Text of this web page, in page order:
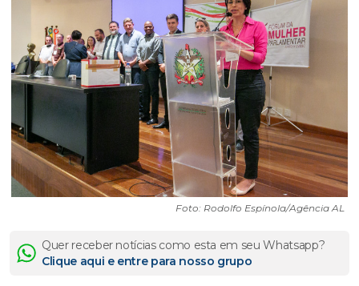
Foto: Rodolfo Espínola/Agência AL
Quer receber notícias como esta em seu Whatsapp?
Clique aqui e entre para nosso grupo